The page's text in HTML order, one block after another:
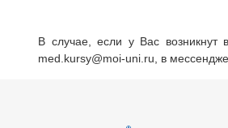
В случае, если у Вас
med.kursy@moi-uni.ru, в